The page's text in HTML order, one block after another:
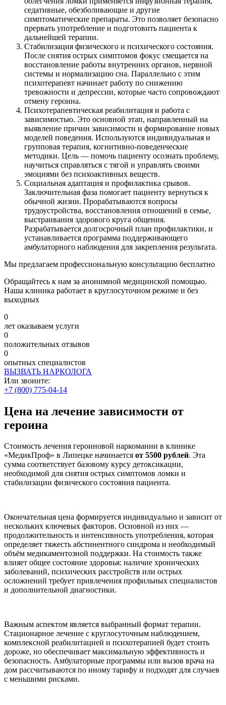
седативные, обезболивающие и другие
симптоматические препараты. Это позволяет безопасно
прервать употребление и подготовить пациента к
дальнейшей терапии.
Стабилизация физического и психического состояния.
После снятия острых симптомов фокус смещается на
восстановление работы внутренних органов, нервной
системы и нормализацию сна. Параллельно с этим
психотерапевт начинает работу по снижению
тревожности и депрессии, которые часто сопровождают
отмену героина.
Психотерапевтическая реабилитация и работа с
зависимостью. Это основной этап, направленный на
выявление причин зависимости и формирование новых
моделей поведения. Используются индивидуальная и
групповая терапия, когнитивно-поведенческие
методики. Цель — помочь пациенту осознать проблему,
научиться справляться с тягой и управлять своими
эмоциями без психоактивных веществ.
Социальная адаптация и профилактика срывов.
Заключительная фаза помогает пациенту вернуться к
обычной жизни. Прорабатываются вопросы
трудоустройства, восстановления отношений в семье,
выстраивания здорового круга общения.
Разрабатывается долгосрочный план профилактики, и
устанавливается программа поддерживающего
амбулаторного наблюдения для закрепления результата.
Мы предлагаем профессиональную консультацию бесплатно
Обращайтесь к нам за анонимной медицинской помощью.
Наша клиника работает в круглосуточном режиме и без
выходных
0
лет оказываем услуги
0
положительных отзывов
0
опытных специалистов
ВЫЗВАТЬ НАРКОЛОГА
Или звоните:
+7 (800) 775-04-14
Цена на лечение зависимости от
героина
Стоимость лечения героиновой наркомании в клинике
«МедикПроф» в Липецке начинается от 5500 рублей. Эта
сумма соответствует базовому курсу детоксикации,
необходимой для снятия острых симптомов ломки и
стабилизации физического состояния пациента.
Окончательная цена формируется индивидуально и зависит от
нескольких ключевых факторов. Основной из них —
продолжительность и интенсивность употребления, которая
определяет тяжесть абстинентного синдрома и необходимый
объём медикаментозной поддержки. На стоимость также
влияет общее состояние здоровья: наличие хронических
заболеваний, психических расстройств или острых
осложнений требует привлечения профильных специалистов
и дополнительной диагностики.
Важным аспектом является выбранный формат терапии.
Стационарное лечение с круглосуточным наблюдением,
комплексной реабилитацией и психотерапией будет стоить
дороже, но обеспечивает максимальную эффективность и
безопасность. Амбулаторные программы или вызов врача на
дом рассчитываются по иному тарифу и подходят для случаев
с меньшими рисками.